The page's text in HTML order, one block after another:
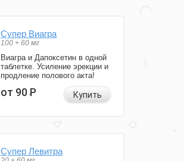
Супер Виагра
100 + 60 мг
Виагра и Дапоксетин в одной
таблетке. Усиление эрекции и
продление полового акта!
от 90Р Купить
Супер Левитра